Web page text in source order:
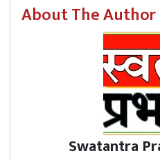
About The Author
Swatantra